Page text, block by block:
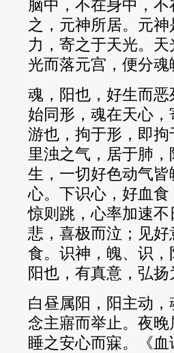
脑中，不在身中，
之，元神所居。元
力，寄之于天光。
光而落元宫，便分魂
魂，阳也，好生而
始同形，魂在天心
游也，拘于形，即
里浊之气，居于肺
生，一切好色动气
心。下识心，好血
惊则跳，心率加速
悲，喜极而泣；见
食。识神，魄、识
阳也，有真意，弘扬
白昼属阳，阳主动
念主寤而举止。夜
睡之安心而寐。《